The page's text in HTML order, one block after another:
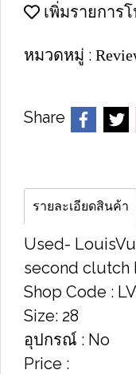
เพิ่มรายการ
หมวดหมู่ :
Share
รายละเอียดสินค้า
Used​-
second clutch
Shop Code​ :
Size​: 28​
อุปกรณ์​ : No
Price​ :